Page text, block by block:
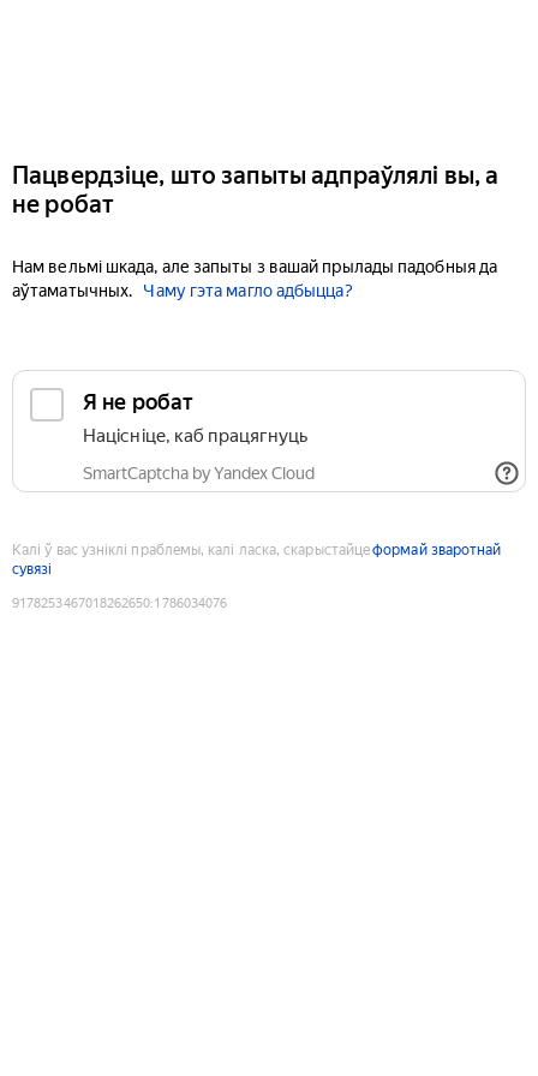
Пацвердзіце, што запыты адпраўлялі вы, а
не робат
Нам вельмі шкада, але запыты з вашай прылады падобныя да
аўтаматычных.
Чаму гэта магло адбыцца?
Я не робат
Націсніце, каб працягнуць
SmartCaptcha by Yandex Cloud
Калі ў вас узніклі праблемы, калі ласка, скарыстайцеформай зваротнай
сувязі
9178253467018262650:1786034076